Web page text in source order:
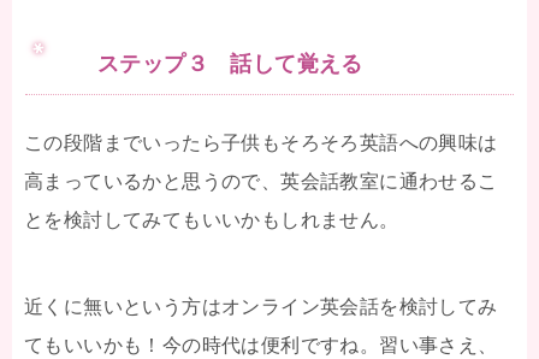
ステップ３ 話して覚える
この段階までいったら子供もそろそろ英語への興味は
高まっているかと思うので、英会話教室に通わせるこ
とを検討してみてもいいかもしれません。
近くに無いという方はオンライン英会話を検討してみ
てもいいかも！今の時代は便利ですね。習い事さえ、